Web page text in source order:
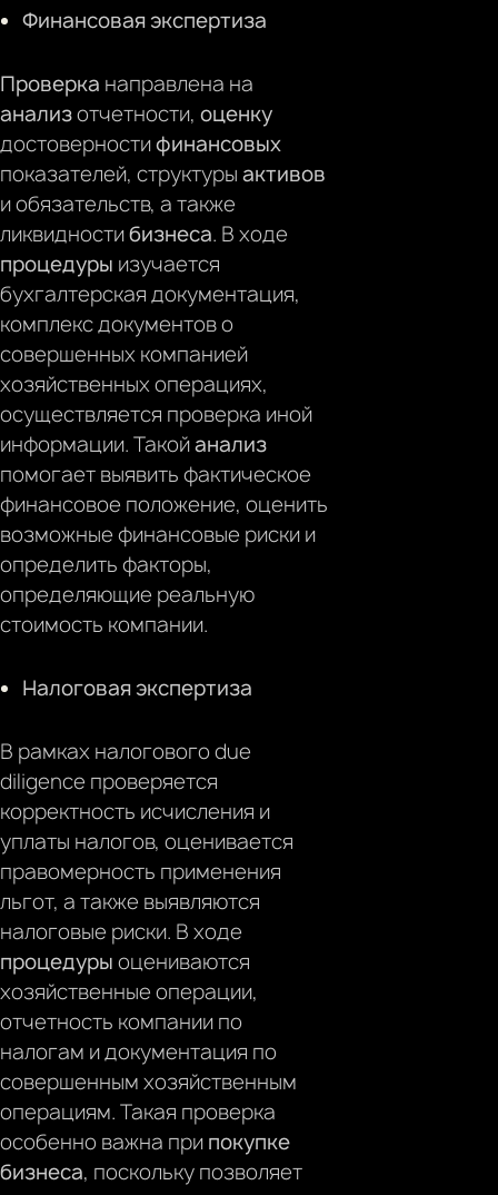
Финансовая экспертиза
Проверка направлена на
анализотчетности, оценку
достоверностифинансовых
показателей, структуры активов
и обязательств, а также
ликвидностибизнеса. В ходе
процедуры изучается
бухгалтерская документация,
комплекс документов о
совершенных компанией
хозяйственных операциях,
осуществляется проверка иной
информации. Такойанализ
помогает выявить фактическое
финансовое положение, оценить
возможные финансовые риски и
определить факторы,
определяющие реальную
стоимость компании.
Налоговая экспертиза
В рамках налогового due
diligence проверяется
корректность исчисления и
уплаты налогов, оценивается
правомерность применения
льгот, а также выявляются
налоговые риски. В ходе
процедуры оцениваются
хозяйственные операции,
отчетность компании по
налогам и документация по
совершенным хозяйственным
операциям. Такая проверка
особенно важна при покупке
бизнеса, поскольку позволяет